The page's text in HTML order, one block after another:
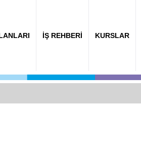
İŞ REHBERİ KURSLAR